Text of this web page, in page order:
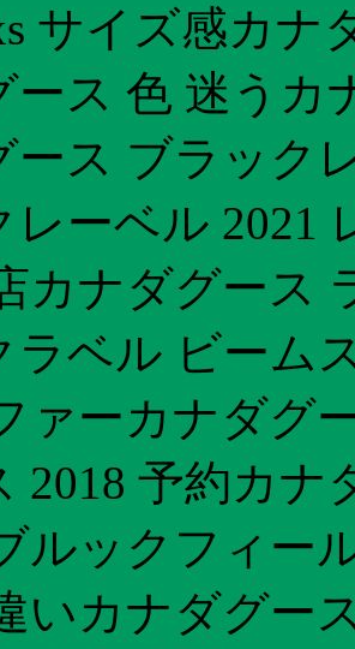
サイズ感カナ
ース 色 迷うカ
ース ブラック
レーベル 2021
カナダグース
ラベル ビーム
ァーカナダグ
2018 予約カ
ルックフィー
いカナダグー